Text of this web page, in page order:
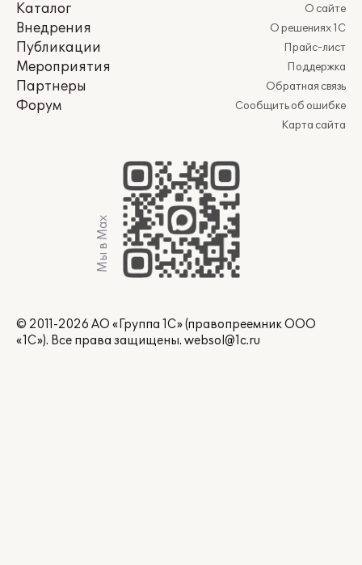
Каталог
Внедрения
Публикации
Мероприятия
Партнеры
Форум
О сайте
О решениях 1С
Прайс-лист
Поддержка
Обратная связь
Сообщить об ошибке
Карта сайта
Мы в Max
© 2011-2026 АО «Группа 1С» (правопреемник ООО
«1С»). Все права защищены. websol@1c.ru